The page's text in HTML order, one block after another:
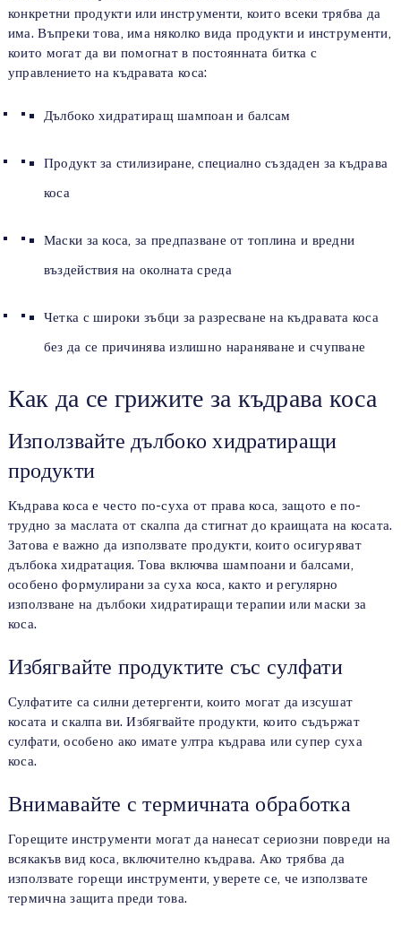
конкретни продукти или инструменти, които всеки трябва да
има. Въпреки това, има няколко вида продукти и инструменти,
които могат да ви помогнат в постоянната битка с
управлението на къдравата коса:
Дълбоко хидратиращ шампоан и балсам
Продукт за стилизиране, специално създаден за къдрава
коса
Маски за коса, за предпазване от топлина и вредни
въздействия на околната среда
Четка с широки зъбци за разресване на къдравата коса
без да се причинява излишно нараняване и счупване
Как да се грижите за къдрава коса
Използвайте дълбоко хидратиращи
продукти
Къдрава коса е често по-суха от права коса, защото е по-
трудно за маслата от скалпа да стигнат до краищата на косата.
Затова е важно да използвате продукти, които осигуряват
дълбока хидратация. Това включва шампоани и балсами,
особено формулирани за суха коса, както и регулярно
използване на дълбоки хидратиращи терапии или маски за
коса.
Избягвайте продуктите със сулфати
Сулфатите са силни детергенти, които могат да изсушат
косата и скалпа ви. Избягвайте продукти, които съдържат
сулфати, особено ако имате ултра къдрава или супер суха
коса.
Внимавайте с термичната обработка
Горещите инструменти могат да нанесат сериозни повреди на
всякакъв вид коса, включително къдрава. Ако трябва да
използвате горещи инструменти, уверете се, че използвате
термична защита преди това.